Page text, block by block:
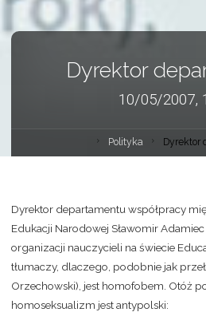
Dyrektor
10/05/2007,
Polityka Dyrektor
Dyrektor departamentu współpracy
Edukacji Narodowej Sławomir Adamiec
organizacji nauczycieli na świecie
tłumaczy, dlaczego, podobnie jak
Orzechowski), jest homofobem. Otóż
homoseksualizm jest antypolski: